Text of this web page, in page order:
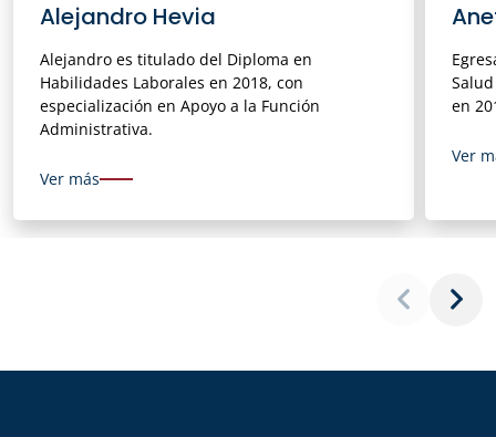
Alejandro Hevia
Alejandro es titulado del Diploma en
Habilidades Laborales en 2018, con
especialización en Apoyo a la Función
Administrativa.
Ver más
en
Ver